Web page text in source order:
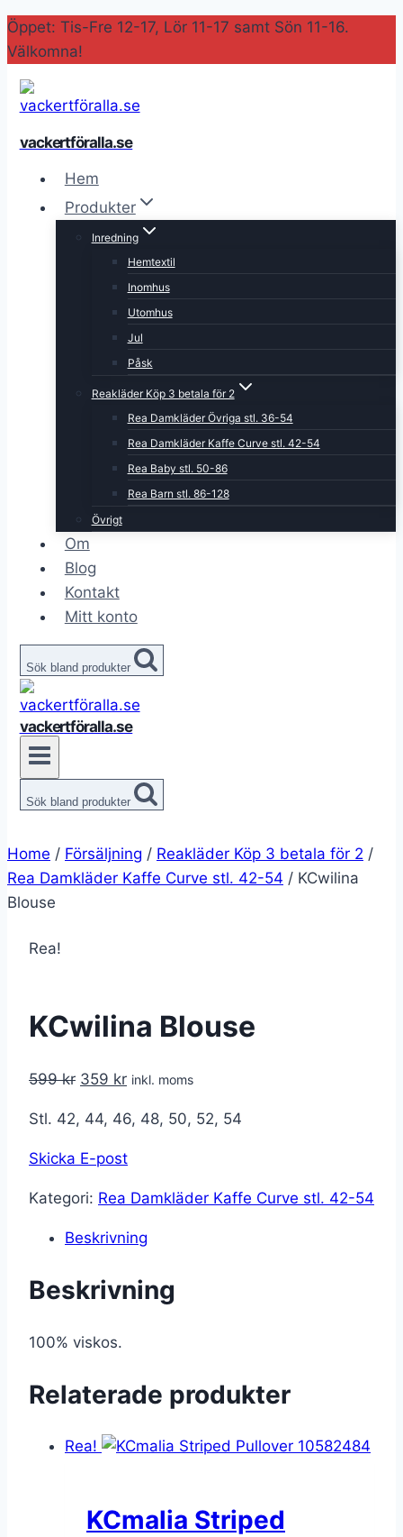
Skip
to
content
Öppet: Tis-Fre 12-17, Lör 11-17 samt Sön 11-16.
Välkomna!
vackertföralla.se
Hem
Produkter
Inredning
Hemtextil
Inomhus
Utomhus
Jul
Påsk
Reakläder Köp 3 betala för 2
Rea Damkläder Övriga stl. 36-54
Rea Damkläder Kaffe Curve stl. 42-54
Rea Baby stl. 50-86
Rea Barn stl. 86-128
Övrigt
Om
Blog
Kontakt
Mitt konto
Sök bland produkter
vackertföralla.se
Sök bland produkter
Home / Försäljning / Reakläder Köp 3 betala för 2 /
Rea Damkläder Kaffe Curve stl. 42-54 / KCwilina
Blouse
Rea!
KCwilina Blouse
599kr Det
priset
var:
359 krDet
priset
är:
inkl. moms
Stl. 42, 44, 46, 48, 50, 52, 54
Skicka E-post
Kategori: Rea Damkläder Kaffe Curve stl. 42-54
Beskrivning
Beskrivning
100% viskos.
Relaterade produkter
Rea!
KCmalia Striped